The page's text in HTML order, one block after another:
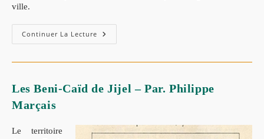
ville.
Continuer La Lecture Apposition
Du
Des
Tribus
Djidjelli,
D’El-
Les Beni-Caïd de Jijel – Par. Philippe
Marçais
Le territoire